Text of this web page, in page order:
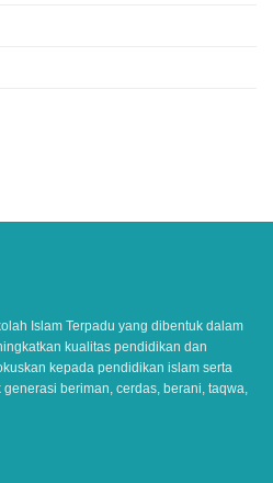
Islam Terpadu yang dibentuk dalam
kualitas pendidikan dan
kepada pendidikan islam serta
beriman, cerdas, berani, taqwa,